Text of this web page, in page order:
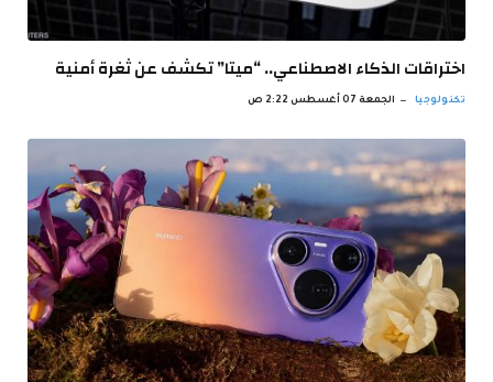
اختراقات الذكاء الاصطناعي.. “ميتا” تكشف عن ثغرة أمنية
تكنولوجيا الجمعة 07 أغسطس 2:22 ص